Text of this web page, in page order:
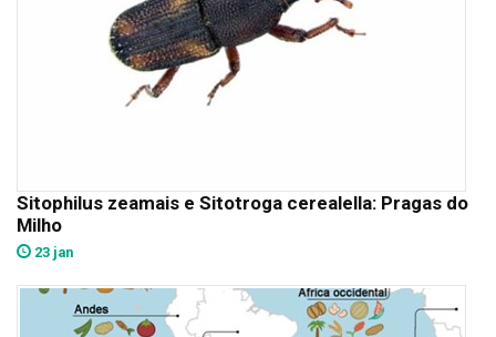
Sitophilus zeamais e Sitotroga cerealella: Pragas do
Milho
23 jan